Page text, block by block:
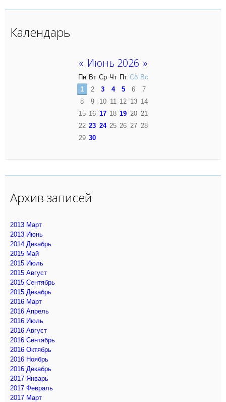
Календарь
« Июнь 2026 »
Пн Вт Ср Чт Пт Сб Вс
1
2 3 4 5 6
7
8
9 10 11 12 13 14
15 16 17 18 19 20 21
22 23 24 25 26 27 28
29 30
Архив записей
2013 Март
2013 Июнь
2014 Декабрь
2015 Май
2015 Июль
2015 Август
2015 Сентябрь
2015 Декабрь
2016 Март
2016 Апрель
2016 Июль
2016 Август
2016 Сентябрь
2016 Октябрь
2016 Ноябрь
2016 Декабрь
2017 Январь
2017 Февраль
2017 Март